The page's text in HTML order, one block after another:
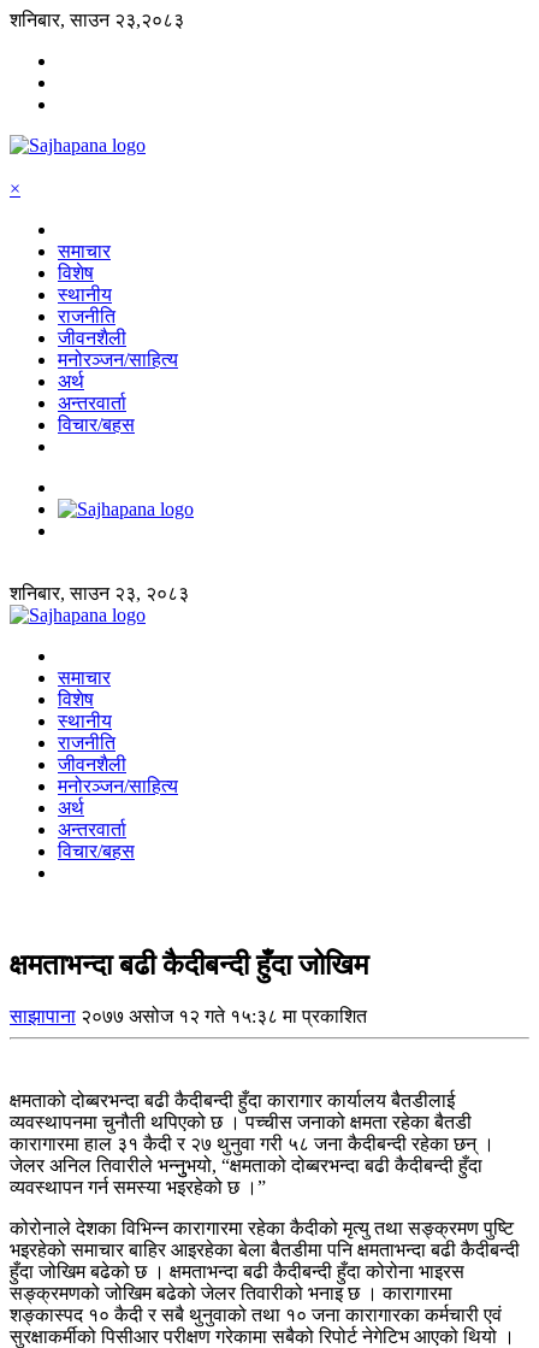
शनिबार, साउन २३,२०८३
×
समाचार
विशेष
स्थानीय
राजनीति
जीवनशैली
मनोरञ्जन/साहित्य
अर्थ
अन्तरवार्ता
विचार/बहस
शनिबार, साउन २३, २०८३
समाचार
विशेष
स्थानीय
राजनीति
जीवनशैली
मनोरञ्जन/साहित्य
अर्थ
अन्तरवार्ता
विचार/बहस
क्षमताभन्दा बढी कैदीबन्दी हुँदा जोखिम
साझापाना २०७७ असोज १२ गते १५:३८ मा प्रकाशित
क्षमताको दोब्बरभन्दा बढी कैदीबन्दी हुँदा कारागार कार्यालय बैतडीलाई
व्यवस्थापनमा चुनौती थपिएको छ । पच्चीस जनाको क्षमता रहेका बैतडी
कारागारमा हाल ३१ कैदी र २७ थुनुवा गरी ५८ जना कैदीबन्दी रहेका छन् ।
जेलर अनिल तिवारीले भन्नुुभयो, “क्षमताको दोब्बरभन्दा बढी कैदीबन्दी हुँदा
व्यवस्थापन गर्न समस्या भइरहेको छ ।”
कोरोनाले देशका विभिन्न कारागारमा रहेका कैदीको मृत्यु तथा सङ्क्रमण पुष्टि
भइरहेको समाचार बाहिर आइरहेका बेला बैतडीमा पनि क्षमताभन्दा बढी कैदीबन्दी
हुँदा जोखिम बढेको छ । क्षमताभन्दा बढी कैदीबन्दी हुँदा कोरोना भाइरस
सङ्क्रमणको जोखिम बढेको जेलर तिवारीको भनाइ छ । कारागारमा
शङ्कास्पद १० कैदी र सबै थुनुवाको तथा १० जना कारागारका कर्मचारी एवं
सुरक्षाकर्मीको पिसीआर परीक्षण गरेकामा सबैको रिपोर्ट नेगेटिभ आएको थियो ।